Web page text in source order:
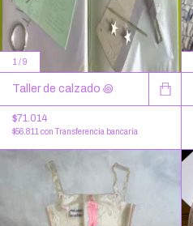
1 /9
Taller de calzado ꩜
$71.014
$56.811 con Transferencia bancaria